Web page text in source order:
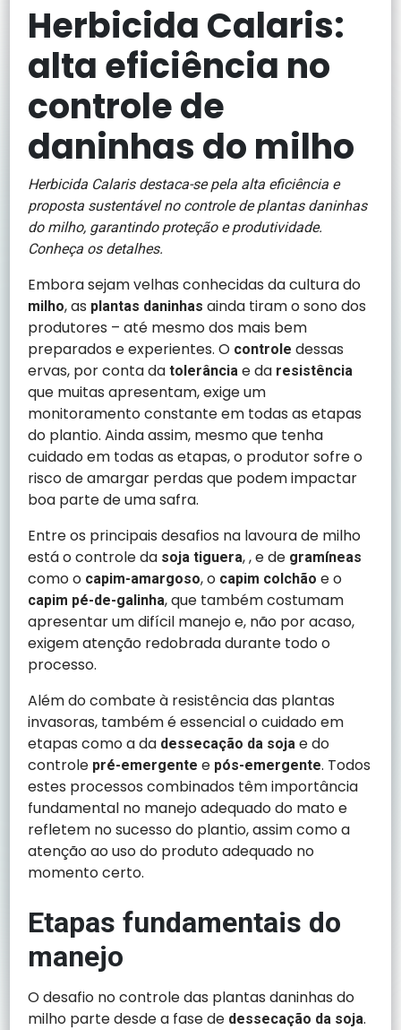
Herbicida Calaris:
alta eficiência no
controle de
daninhas do milho
Herbicida Calaris destaca-se pela alta eficiência e
proposta sustentável no controle de plantas daninhas
do milho, garantindo proteção e produtividade.
Conheça os detalhes.
Embora sejam velhas conhecidas da cultura do
milho, as plantas daninhas ainda tiram o sono dos
produtores – até mesmo dos mais bem
preparados e experientes. O controle dessas
ervas, por conta datolerância e da resistência
que muitas apresentam, exige um
monitoramento constante em todas as etapas
do plantio. Ainda assim, mesmo que tenha
cuidado em todas as etapas, o produtor sofre o
risco de amargar perdas que podem impactar
boa parte de uma safra.
Entre os principais desafios na lavoura de milho
está o controle da soja tiguera, , e de gramíneas
como o capim-amargoso, o capim colchão e o
capim pé-de-galinha, que também costumam
apresentar um difícil manejo e, não por acaso,
exigem atenção redobrada durante todo o
processo.
Além do combate à resistência das plantas
invasoras, também é essencial o cuidado em
etapas como a da dessecação da soja e do
controle pré-emergente e pós-emergente. Todos
estes processos combinados têm importância
fundamental no manejo adequado do mato e
refletem no sucesso do plantio, assim como a
atenção ao uso do produto adequado no
momento certo.
Etapas fundamentais do
manejo
O desafio no controle das plantas daninhas do
milho parte desde a fase de dessecação da soja.